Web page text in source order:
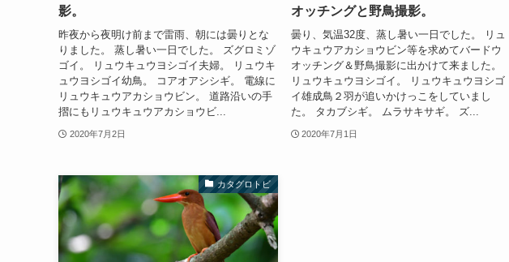
影。
昨夜から夜明け前まで雷雨、朝には曇りとな
りました。 蒸し暑い一日でした。 ズグロミゾ
ゴイ。 リュウキュウヨシゴイ夫婦。 リュウキ
ュウヨシゴイ幼鳥。 コアオアシシギ。 電線に
リュウキュウアカショウビン。 道路沿いの手
摺にもリュウキュウアカショウビ...
2020年7月2日
オッチングと野鳥撮影。
曇り、気温32度、蒸し暑い一日でした。 リュ
ウキュウアカショウビン等を求めてバードウ
オッチング＆野鳥撮影に出かけて来ました。
リュウキュウヨシゴイ。 リュウキュウヨシゴ
イ雄成鳥２羽が追いかけっこをしていまし
た。 タカブシギ。 ムラサキサギ。 ズ...
2020年7月1日
カタグロトビ